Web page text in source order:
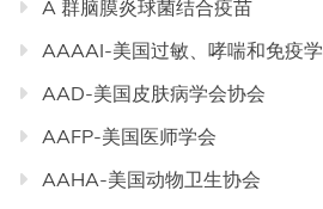
A 群脑膜炎球菌结合疫苗
AAAAI-美国过敏、哮喘和免疫
AAD-美国皮肤病学会协会
AAFP-美国医师学会
AAHA-美国动物卫生协会